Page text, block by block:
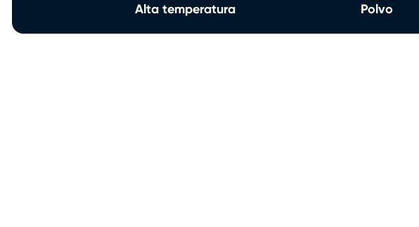
Alta temperatura Polvo